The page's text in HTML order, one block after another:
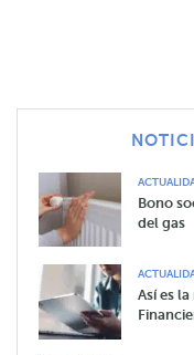
Bono
del gas
Así es